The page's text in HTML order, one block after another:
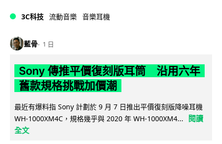
3C科技 流動音樂 音樂耳機
藍骨 1 日
Sony 傳推平價復刻版耳筒 沿用六年
舊款規格挑戰加價潮
最近有爆料指 Sony 計劃於 9 月 7 日推出平價復刻版降噪耳機
WH-1000XM4C，規格幾乎與 2020 年 WH-1000XM4...
閱讀
全文